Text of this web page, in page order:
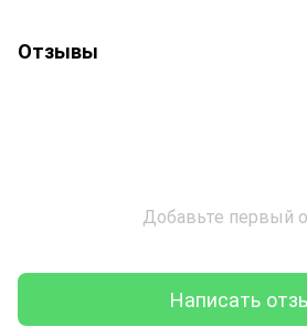
Отзывы
Добавьте первый
Написать